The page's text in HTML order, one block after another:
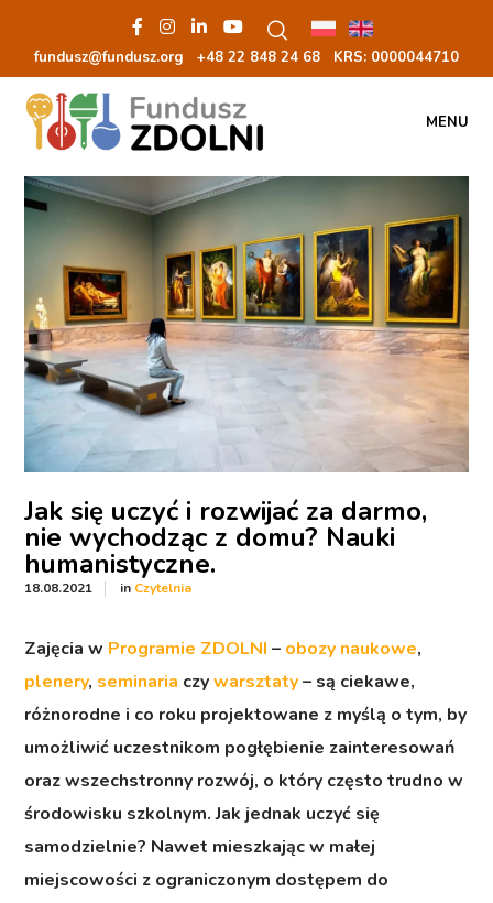
fundusz@fundusz.org +48 22 848 24 68 KRS: 0000044710
MENU
Jak się uczyć i rozwijać za darmo,
nie wychodząc z domu? Nauki
humanistyczne.
18.08.2021 in Czytelnia
Zajęcia w Programie ZDOLNI– obozy naukowe,
plenery, seminaria czywarsztaty– są ciekawe,
różnorodne i co roku projektowane z myślą o tym, by
umożliwić uczestnikom pogłębienie zainteresowań
oraz wszechstronny rozwój, o który często trudno w
środowisku szkolnym. Jak jednak uczyć się
samodzielnie? Nawet mieszkając w małej
miejscowości z ograniczonym dostępem do